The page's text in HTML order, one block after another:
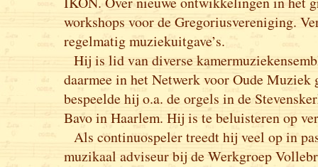
workshops voor de Gregoriusvereniging.
regelmatig muziekuitgave’s.
Hij is lid van diverse
daarmee in het Netwerk voor Oude Muziek
bespeelde hij o.a. de orgels in de
Bavo in Haarlem. Hij is te beluisteren op
Als continuospeler treedt hij veel op in
muzikaal adviseur bij de Werkgroep